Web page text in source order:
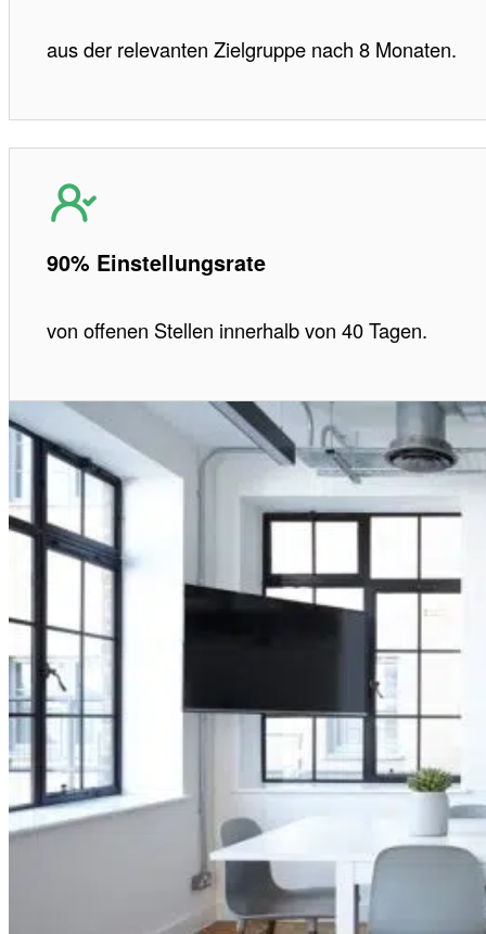
aus der relevanten Zielgruppe nach 8 Monaten.
90% Einstellungsrate
von offenen Stellen innerhalb von 40 Tagen.